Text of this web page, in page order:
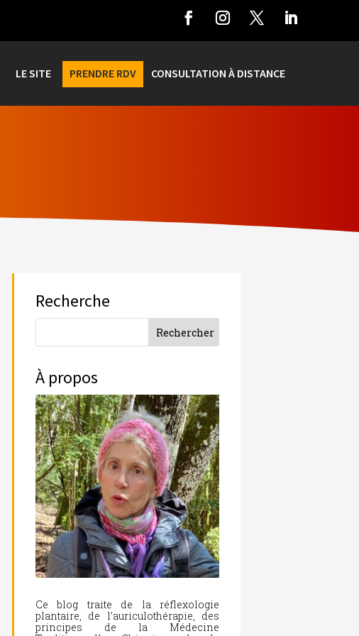
LE SITE PRENDRE RDV CONSULTATION À DISTANCE
Recherche
À propos
Ce blog traite de la réflexologie
plantaire, de l’auriculothérapie, des
principes de la Médecine